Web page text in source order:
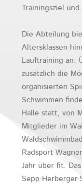
Trainingsziel
Die Abteilung
Altersklassen
Lauftraining an.
zusätzlich die
organisierten
Schwimmen
Halle statt, von
Mitglieder im
Radsport
Jahr über fit.
Sepp-